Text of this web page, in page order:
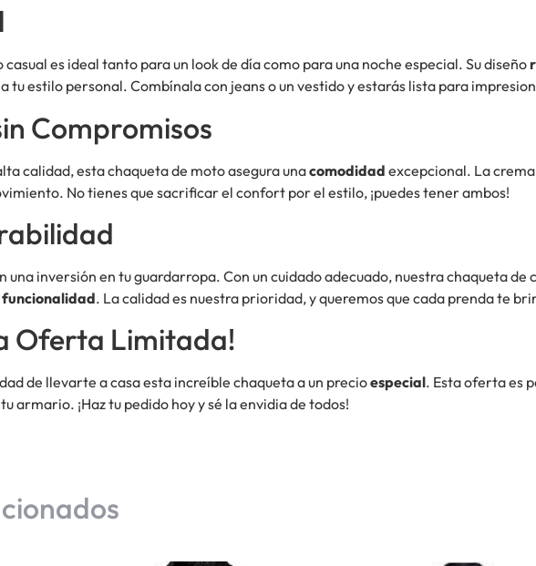
es ideal tanto para un look de día como para una noche especial. Su diseño
tu estilo personal. Combínala con jeans o un vestido y estarás lista para
Compromisos
calidad, esta chaqueta de moto asegura unacomodidad excepcional. La
No tienes que sacrificar el confort por el estilo, ¡puedes tener ambos!
una inversión en tu guardarropa. Con un cuidado adecuado, nuestra chaqueta
funcionalidad. La calidad es nuestra prioridad, y queremos que cada prenda te
Oferta Limitada!
de llevarte a casa esta increíble chaqueta a un precioespecial. Esta oferta es
armario. ¡Haz tu pedido hoy y sé la envidia de todos!